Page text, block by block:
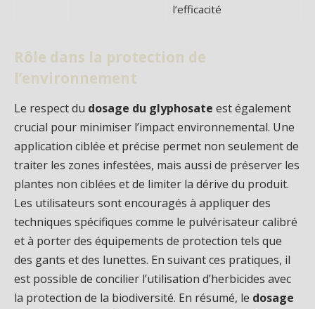
l’efficacité
Rôle dans la protection de
l’environnement
Le respect du dosage du glyphosate est également
crucial pour minimiser l’impact environnemental. Une
application ciblée et précise permet non seulement de
traiter les zones infestées, mais aussi de préserver les
plantes non ciblées et de limiter la dérive du produit.
Les utilisateurs sont encouragés à appliquer des
techniques spécifiques comme le pulvérisateur calibré
et à porter des équipements de protection tels que
des gants et des lunettes. En suivant ces pratiques, il
est possible de concilier l’utilisation d’herbicides avec
la protection de la biodiversité. En résumé, le dosage